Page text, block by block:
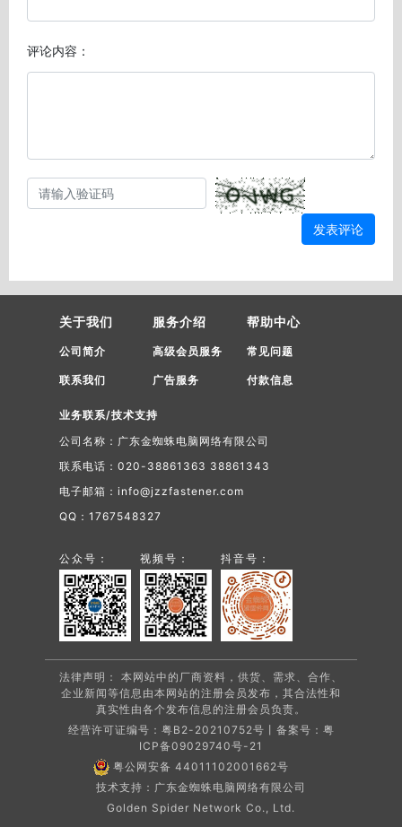
评论内容：
发表评论
关于我们
公司简介
联系我们
服务介绍
高级会员服务
广告服务
帮助中心
常见问题
付款信息
业务联系/技术支持
公司名称：广东金蜘蛛电脑网络有限公司
联系电话：020-38861363 38861343
电子邮箱：info@jzzfastener.com
QQ：1767548327
公众号： 视频号： 抖音号：
法律声明： 本网站中的厂商资料，供货、需求、合作、
企业新闻等信息由本网站的注册会员发布，其合法性和
真实性由各个发布信息的注册会员负责。
经营许可证编号：粤B2-20210752号丨备案号： 粤
ICP备09029740号-21
粤公网安备 44011102001662号
技术支持：广东金蜘蛛电脑网络有限公司
Golden Spider Network Co., Ltd.